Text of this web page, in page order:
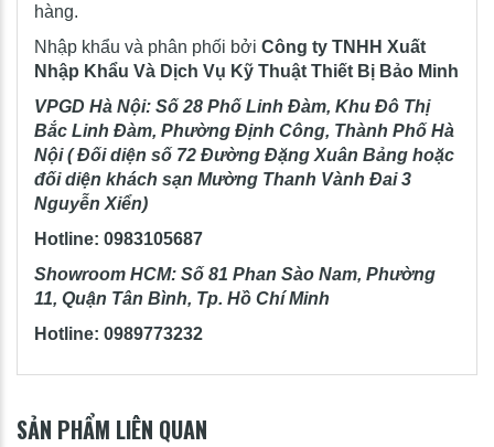
hàng.
Nhập khẩu và phân phối bởi Công ty TNHH Xuất
Nhập Khẩu Và Dịch Vụ Kỹ Thuật Thiết Bị Bảo Minh
VPGD Hà Nội: Số 28 Phố Linh Đàm, Khu Đô Thị
Bắc Linh Đàm, Phường Định Công, Thành Phố Hà
Nội ( Đối diện số 72 Đường Đặng Xuân Bảng hoặc
đối diện khách sạn Mường Thanh Vành Đai 3
Nguyễn Xiển)
Hotline: 0983105687
Showroom HCM: Số 81 Phan Sào Nam, Phường
11, Quận Tân Bình, Tp. Hồ Chí Minh
Hotline: 0989773232
SẢN PHẨM LIÊN QUAN